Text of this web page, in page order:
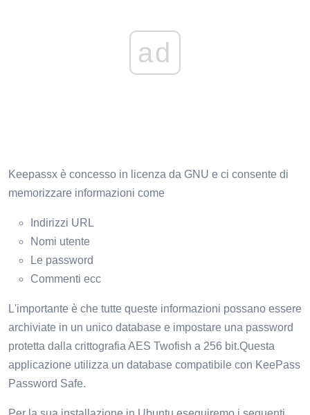
ad
Keepassx è concesso in licenza da GNU e ci consente di
memorizzare informazioni come
Indirizzi URL
Nomi utente
Le password
Commenti ecc
L'importante è che tutte queste informazioni possano essere
archiviate in un unico database e impostare una password
protetta dalla crittografia AES Twofish a 256 bit.Questa
applicazione utilizza un database compatibile con KeePass
Password Safe.